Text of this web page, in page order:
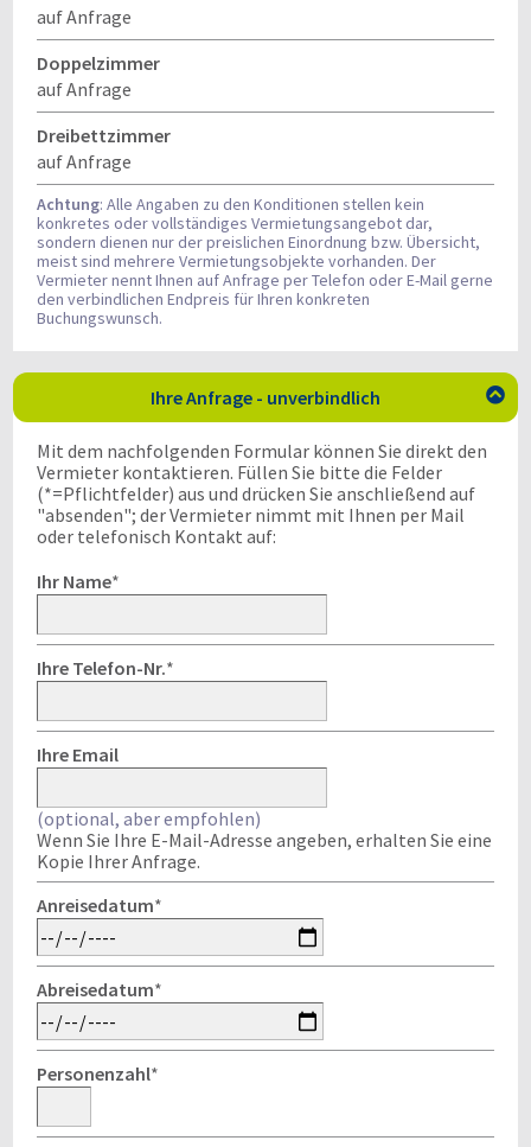
auf Anfrage
Doppelzimmer
auf Anfrage
Dreibettzimmer
auf Anfrage
Achtung: Alle Angaben zu den Konditionen stellen kein
konkretes oder vollständiges Vermietungsangebot dar,
sondern dienen nur der preislichen Einordnung bzw. Übersicht,
meist sind mehrere Vermietungsobjekte vorhanden. Der
Vermieter nennt Ihnen auf Anfrage per Telefon oder E-Mail gerne
den verbindlichen Endpreis für Ihren konkreten
Buchungswunsch.
Ihre Anfrage - unverbindlich 
Mit dem nachfolgenden Formular können Sie direkt den
Vermieter kontaktieren. Füllen Sie bitte die Felder
(*=Pflichtfelder) aus und drücken Sie anschließend auf
"absenden"; der Vermieter nimmt mit Ihnen per Mail
oder telefonisch Kontakt auf:
Ihr Name*
Ihre Telefon-Nr.*
Ihre Email
(optional, aber empfohlen)
Wenn Sie Ihre E-Mail-Adresse angeben, erhalten Sie eine
Kopie Ihrer Anfrage.
Anreisedatum*
Abreisedatum*
Personenzahl*